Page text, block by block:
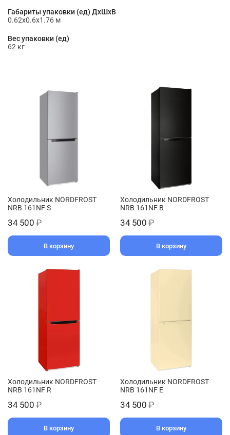
Габариты упаковки (ед) ДхШхВ
0.62x0.6x1.76 м
Вес упаковки (ед)
62 кг
Холодильник NORDFROST
NRB 161NF S
34 500 ₽
В корзину
Холодильник NORDFROST
NRB 161NF B
34 500 ₽
В корзину
Холодильник NORDFROST
NRB 161NF R
34 500 ₽
В корзину
Холодильник NORDFROST
NRB 161NF E
34 500 ₽
В корзину